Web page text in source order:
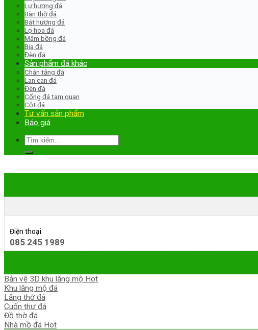
Lư hương đá
Bàn thờ đá
Bát hương đá
Lọ hoa đá
Mâm bồng đá
Bia đá
Đèn đá
Sản phẩm đá khác
Chân tảng đá
Lan can đá
Đèn đá
Cổng đá tam quan
Cột đá
Tư vấn sản phẩm
Báo giá
Tìm
kiếm:
Điện thoại
085 245 1989
Bản vẽ 3D khu lăng mộ
Khu lăng mộ đá
Lăng thờ đá
Cuốn thư đá
Đồ thờ đá
Nhà mồ đá